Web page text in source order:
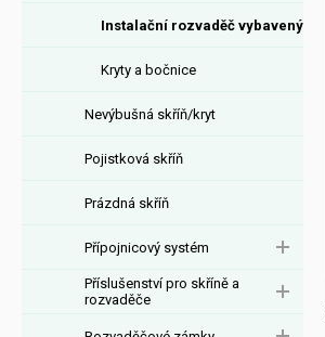
Instalační rozvaděč vybavený
Kryty a bočnice
Nevýbušná skříň/kryt
Pojistková skříň
Prázdná skříň
Přípojnicový systém
Příslušenství pro skříně a
rozvaděče